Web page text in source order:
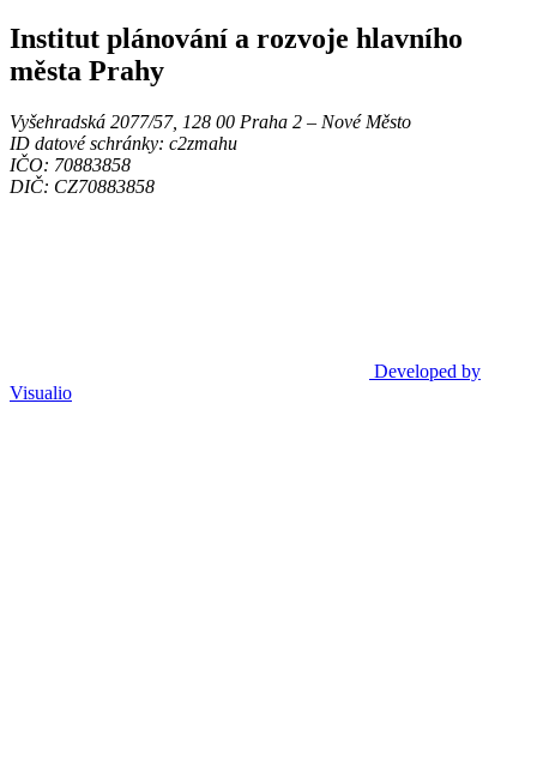
Institut plánování a rozvoje hlavního
města Prahy
Vyšehradská 2077/57, 128 00 Praha 2 ‒ Nové Město
ID datové schránky: c2zmahu
IČO: 70883858
DIČ: CZ70883858
Developed by
Visualio